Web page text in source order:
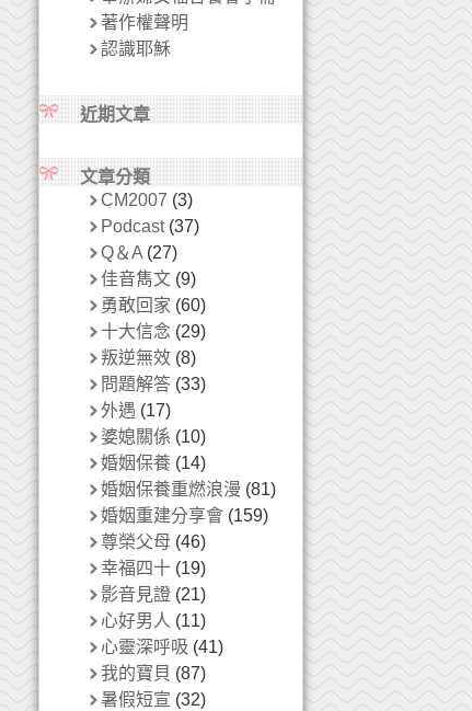
著作權聲明
認識耶穌
近期文章
文章分類
CM2007 (3)
Podcast(37)
Q＆A(27)
佳音雋文(9)
勇敢回家 (60)
十大信念 (29)
叛逆無效(8)
問題解答(33)
外遇 (17)
婆媳關係 (10)
婚姻保養(14)
婚姻保養重燃浪漫 (81)
婚姻重建分享會(159)
尊榮父母 (46)
幸福四十(19)
影音見證(21)
心好男人 (11)
心靈深呼吸 (41)
我的寶貝 (87)
暑假短宣 (32)